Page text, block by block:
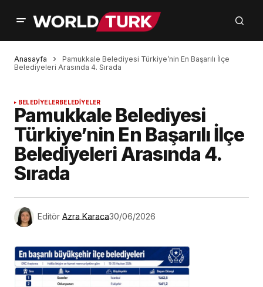
Anasayfa
Pamukkale Belediyesi Türkiye’nin En Başarılı İlçe
Belediyeleri Arasında 4. Sırada
BELEDİYELERBELEDİYELER
Pamukkale Belediyesi
Türkiye’nin En Başarılı İlçe
Belediyeleri Arasında 4.
Sırada
Editör Azra Karaca30/06/2026